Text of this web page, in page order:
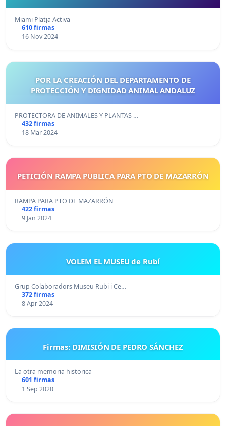
Miami Platja Activa
610 firmas
16 Nov 2024
POR LA CREACIÓN DEL DEPARTAMENTO DE
PROTECCIÓN Y DIGNIDAD ANIMAL ANDALUZ
PROTECTORA DE ANIMALES Y PLANTAS …
432 firmas
18 Mar 2024
PETICIÓN RAMPA PUBLICA PARA PTO DE MAZARRÓN
RAMPA PARA PTO DE MAZARRÓN
422 firmas
9 Jan 2024
VOLEM EL MUSEU de Rubí
Grup Colaboradors Museu Rubi i Ce…
372 firmas
8 Apr 2024
Firmas: DIMISIÓN DE PEDRO SÁNCHEZ
La otra memoria historica
601 firmas
1 Sep 2020